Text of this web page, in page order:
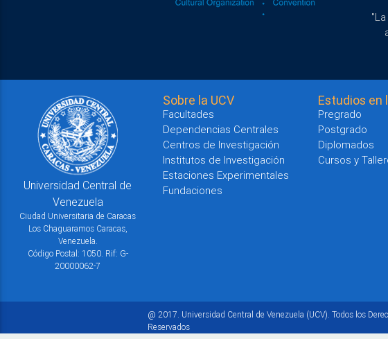
Universidad Central de
Venezuela
Ciudad Universitaria de Caracas
Los Chaguaramos Caracas,
Venezuela.
Código Postal: 1050. Rif: G-
20000062-7
Sobre la UCV
Facultades
Dependencias Centrales
Centros de Investigación
Institutos de Investigación
Estaciones Experimentales
Fundaciones
Estudios en
Pregrado
Postgrado
Diplomados
Cursos y
@ 2017. Universidad Central de Venezuela (UCV). Todos los
Reservados